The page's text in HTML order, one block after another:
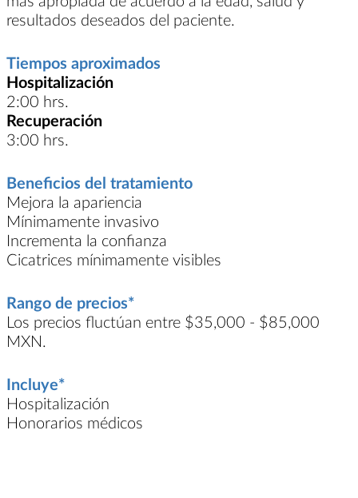
resultados deseados del paciente.
Tiempos aproximados
Hospitalización
2:00 hrs.
Recuperación
3:00 hrs.
Beneficios del tratamiento
Mejora la apariencia
Mínimamente invasivo
Incrementa la confianza
Cicatrices mínimamente visibles
Rango de precios*
Los precios fluctúan entre $35,000 - $85,000
MXN.
Incluye*
Hospitalización
Honorarios médicos